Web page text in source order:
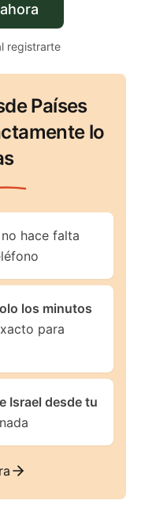
registrarte
Países
lo
hace falta
los minutos
para
Israel desde tu